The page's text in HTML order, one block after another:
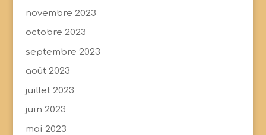
novembre 2023
octobre 2023
septembre 2023
août 2023
juillet 2023
juin 2023
mai 2023